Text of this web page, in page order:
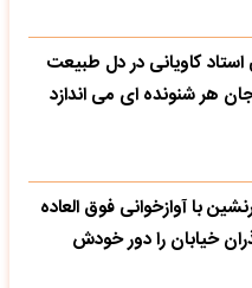
استاد کاویانی در دل طبیعت
هر شنونده ای می اندازد
با آوازخوانی فوق العاده
خیابان را دور خودش